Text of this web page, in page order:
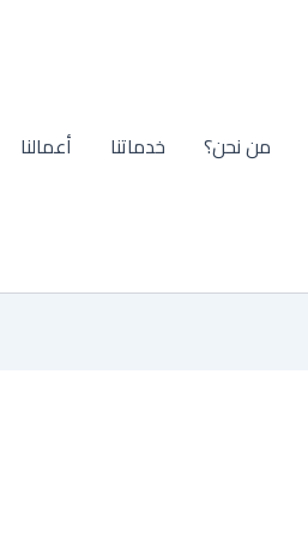
من نحن؟ خدماتنا أعمالنا